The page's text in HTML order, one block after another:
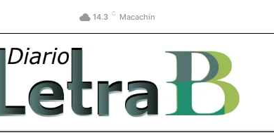
14.3 C Macachín